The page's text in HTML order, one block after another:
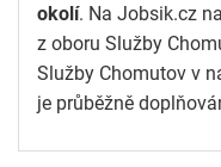
okolí. Na Jobsik.cz
z oboru Služby
Služby Chomutov v
je průběžně